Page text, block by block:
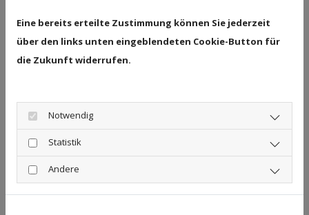
an und bietet einen ruhigen
Rückzugsraum für Ihre mentale
Erholung. Wannenbäder sind toll als
Maßnahme zur aktiven
Physiotherapie.
Eine bereits erteilte Zustimmung können Sie jederzeit
über den links unten eingeblendeten Cookie-Button für
die Zukunft widerrufen.
Notwendig
Statistik
Andere